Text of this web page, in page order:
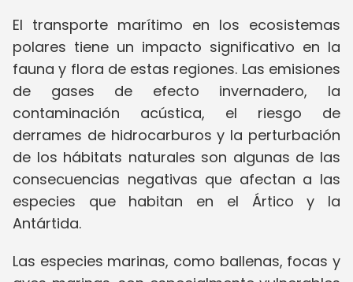
El transporte marítimo en los ecosistemas
polares tiene un impacto significativo en la
fauna y flora de estas regiones. Las emisiones
de gases de efecto invernadero, la
contaminación acústica, el riesgo de
derrames de hidrocarburos y la perturbación
de los hábitats naturales son algunas de las
consecuencias negativas que afectan a las
especies que habitan en el Ártico y la
Antártida.
Las especies marinas, como ballenas, focas y